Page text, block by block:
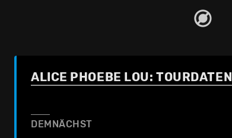
ALICE PHOEBE LOU: TOURDATEN
DEMNÄCHST